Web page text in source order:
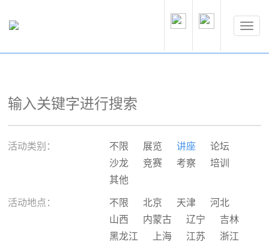
活动类别： 不限 展览 讲座
论坛
沙龙
竞赛 考察
培训
其他
活动地点： 不限 北京 天津
河北
山西
内蒙古 辽宁
吉林
黑龙江
上海 江苏
浙江